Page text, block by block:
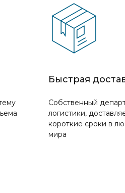
Быстрая
Собственный
логистики,
короткие сроки в
мира